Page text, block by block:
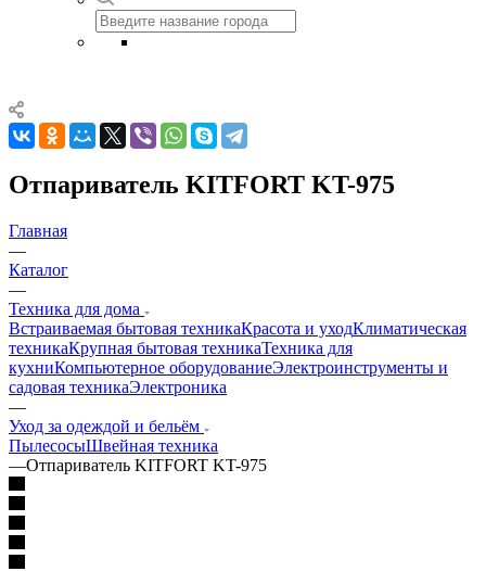
Отпариватель KITFORT KT-975
Главная
—
Каталог
—
Техника для дома
Встраиваемая бытовая техникаКрасота и уходКлиматическая
техникаКрупная бытовая техникаТехника для
кухниКомпьютерное оборудованиеЭлектроинструменты и
садовая техникаЭлектроника
—
Уход за одеждой и бельём
ПылесосыШвейная техника
—Отпариватель KITFORT KT-975